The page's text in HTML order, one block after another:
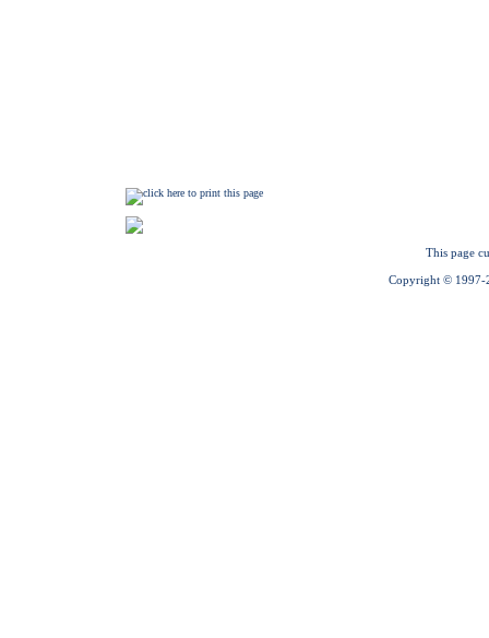
This page
Copyright © 1997-